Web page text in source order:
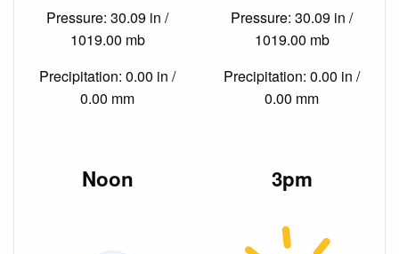
Pressure: 30.09 in /
1019.00 mb
Precipitation: 0.00 in /
0.00 mm
Pressure: 30.09 in /
1019.00 mb
Precipitation: 0.00 in /
0.00 mm
Noon 3pm